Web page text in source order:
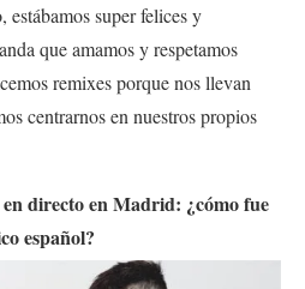
estábamos super felices y
que amamos y respetamos
remixes porque nos llevan
centrarnos en nuestros propios
directo en Madrid: ¿cómo fue
español?